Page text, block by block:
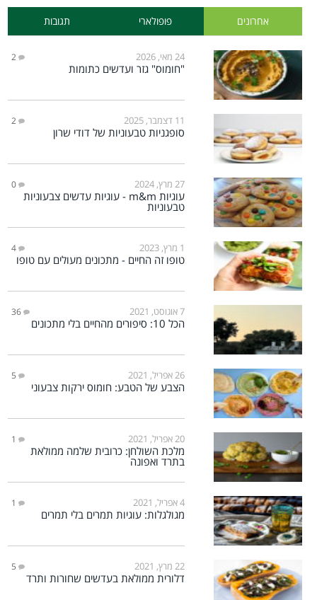
אחרונים פופולארי תגובות
24 מאי, 2026 2
"חומוס" גזר ועדשים כתומות
11 דצמבר, 2025 2
סופגניות טבעוניות של דודי שרון
27 מרץ, 2024 0
עוגיות m&m - עוגיות עדשים צבעוניות
טבעוניות
1 מרץ, 2023 4
טופו זה החיים - מתכונים מעולים עם טופו
7 אוגוסט, 2021 36
הכל 10: סיפורים מהחיים בלי מתכונים
26 אפריל, 2021 5
הצבע של הטבע: חומוס ירקות צבעוני
20 אפריל, 2021 1
מלכת השולחן: כרובית שלמה ממולאת
בתרד ואפונה
4 אפריל, 2021 1
מגולגלות: עוגיות תמרים בלי תמרים
22 מרץ, 2021 5
דלורית ממולאת בעדשים שחורות ותרד